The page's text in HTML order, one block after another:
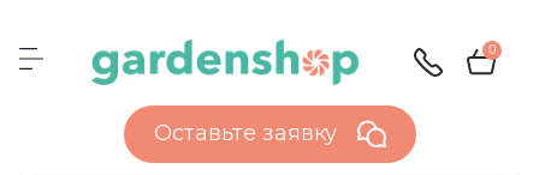
0
Оставьте заявку